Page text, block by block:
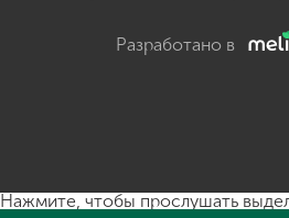
Разработано в
Нажмите, чтобы прослушать